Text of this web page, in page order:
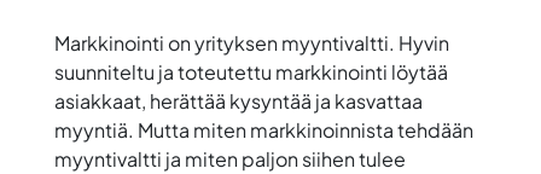
Markkinointi on yrityksen myyntivaltti. Hyvin
suunniteltu ja toteutettu markkinointi löytää
asiakkaat, herättää kysyntää ja kasvattaa
myyntiä. Mutta miten markkinoinnista tehdään
myyntivaltti ja miten paljon siihen tulee